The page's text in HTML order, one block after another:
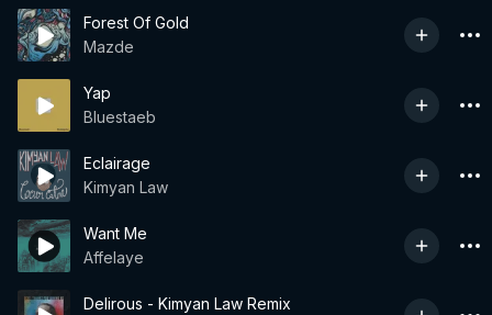
Forest Of Gold
Mazde
Yap
Bluestaeb
Eclairage
Kimyan Law
Want Me
Affelaye
Delirous - Kimyan Law Remix